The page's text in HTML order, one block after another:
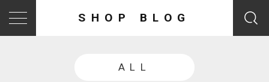
SHOP BLOG
ALL